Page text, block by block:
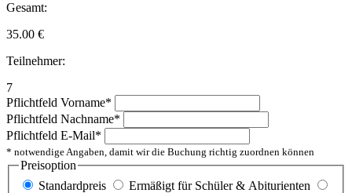
Gesamt:
35.00 €
Teilnehmer:
7
Pflichtfeld Vorname*
Pflichtfeld Nachname*
Pflichtfeld E-Mail*
* notwendige Angaben, damit wir die Buchung richtig zuordnen können
Preisoption
Standardpreis
Ermäßigt für Schüler & Abiturienten